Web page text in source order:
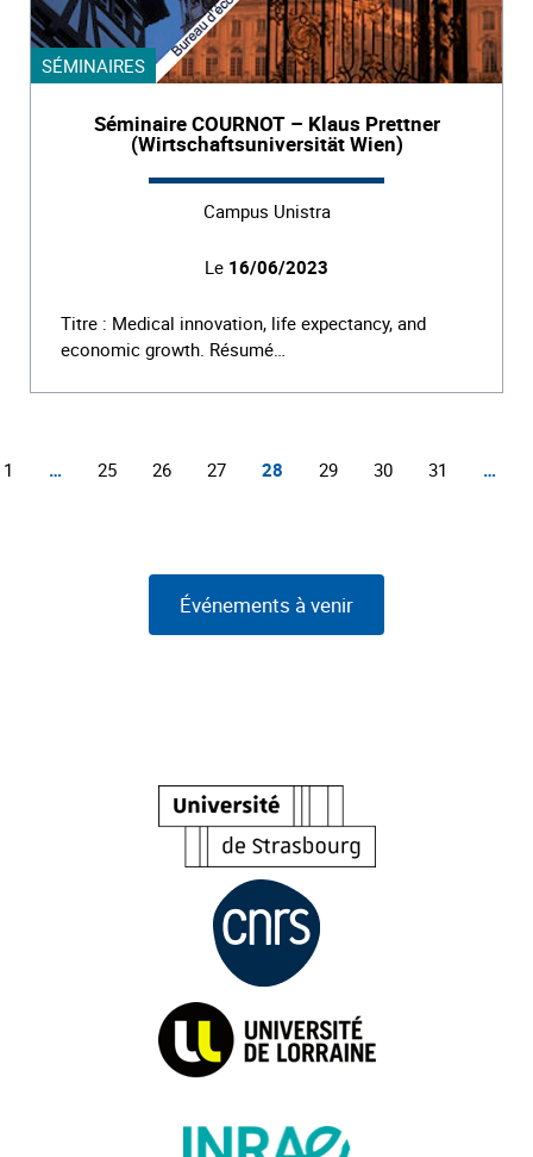
SÉMINAIRES
Séminaire COURNOT – Klaus Prettner
(Wirtschaftsuniversität Wien)
Campus Unistra
Le 16/06/2023
Titre : Medical innovation, life expectancy, and
economic growth. Résumé…
1 … 25 26 27 28 29 30 31 …
Événements à venir